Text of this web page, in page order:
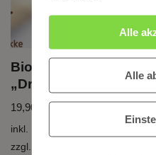
Bio T-Shirt, BioJersey
„Draussen“
19,90 –
inkl. MwSt.
zzgl.
Alle
Alle